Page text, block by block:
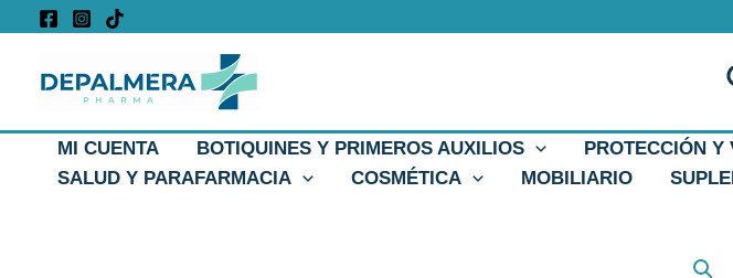
contenido
MI CUENTA BOTIQUINES Y PRIMEROS AUXILIOS PROTECCIÓN Y
SALUD Y PARAFARMACIA
COSMÉTICA MOBILIARIO